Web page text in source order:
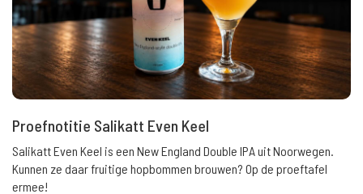
Proefnotitie Salikatt Even Keel
Salikatt Even Keel is een New England Double IPA uit Noorwegen.
Kunnen ze daar fruitige hopbommen brouwen? Op de proeftafel
ermee!